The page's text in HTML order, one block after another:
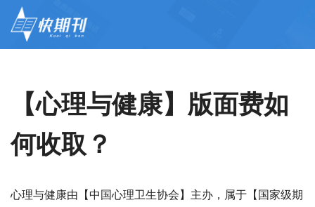
【心理与健康】版面费如
何收取？
心理与健康由【中国心理卫生协会】主办，属于【国家级期